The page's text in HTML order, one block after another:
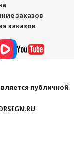
заказов
заказов
публичной